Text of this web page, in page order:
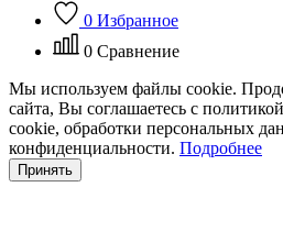
0 Избранное
0 Сравнение
Мы используем файлы cookie.
сайта, Вы соглашаетесь с
cookie, обработки персональных
конфиденциальности. Подробнее
Принять